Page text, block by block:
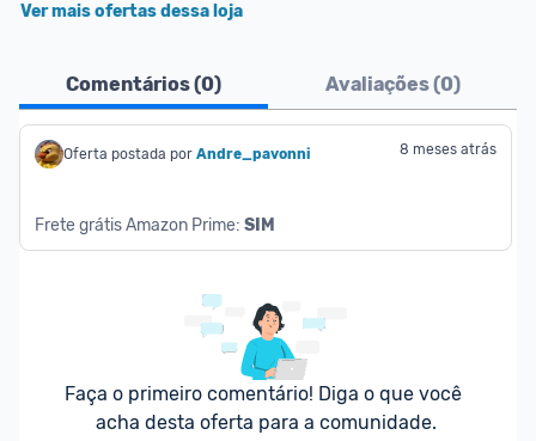
Ver mais ofertas dessa loja
Comentários (0) Avaliações (0)
Oferta postada por Andre_pavonni 8 meses atrás
Frete grátis Amazon Prime: SIM
Faça o primeiro comentário! Diga o que você
acha desta oferta para a comunidade.